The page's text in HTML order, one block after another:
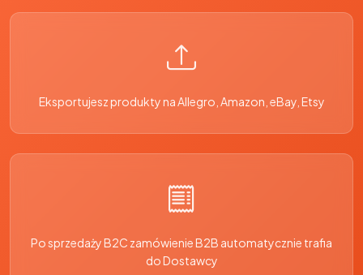
Eksportujesz produkty na Allegro, Amazon, eBay, Etsy
Po sprzedaży B2C zamówienie B2B automatycznie trafia
do Dostawcy